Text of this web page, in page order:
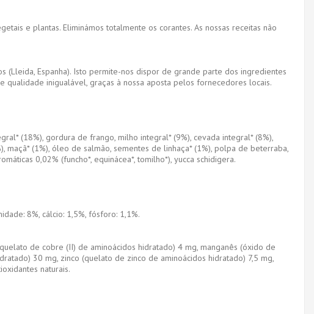
e plantas. Eliminámos totalmente os corantes. As nossas receitas não
(Lleida, Espanha). Isto permite-nos dispor de grande parte dos ingredientes
inigualável, graças à nossa aposta pelos fornecedores locais.
(18%), gordura de frango, milho integral* (9%), cevada integral* (8%),
(1%), óleo de salmão, sementes de linhaça* (1%), polpa de beterraba,
0,02% (funcho*, equinácea*, tomilho*), yucca schidigera.
8%, cálcio: 1,5%, fósforo: 1,1%.
de cobre (II) de aminoácidos hidratado) 4 mg, manganês (óxido de
30 mg, zinco (quelato de zinco de aminoácidos hidratado) 7,5 mg,
naturais.